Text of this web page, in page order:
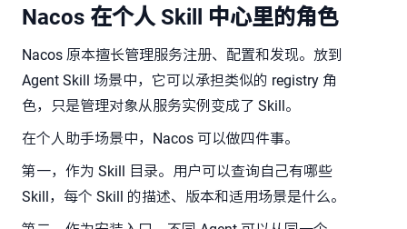
Nacos 在个人 Skill 中心里的角色
Nacos 原本擅长管理服务注册、配置和发现。放到
Agent Skill 场景中，它可以承担类似的 registry 角
色，只是管理对象从服务实例变成了 Skill。
在个人助手场景中，Nacos 可以做四件事。
第一，作为 Skill 目录。用户可以查询自己有哪些
Skill，每个 Skill 的描述、版本和适用场景是什么。